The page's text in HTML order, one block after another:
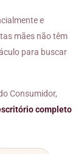
e
mães não têm
para buscar
Consumidor,
completo